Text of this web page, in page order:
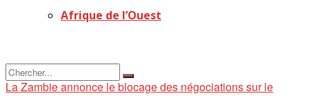
Afrique de l’Ouest
La Zambie annonce le blocage des négociations sur le